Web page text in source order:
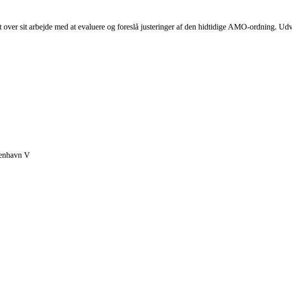
sit arbejde med at evaluere og foreslå justeringer af den hidtidige AMO-ordning.
V